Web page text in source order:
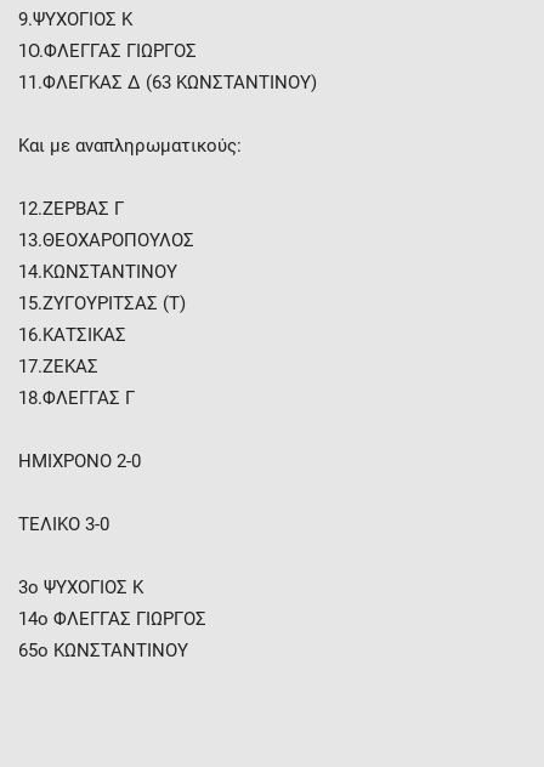
9.ΨΥΧΟΓΙΟΣ Κ
1Ο.ΦΛΕΓΓΑΣ ΓΙΩΡΓΟΣ
11.ΦΛΕΓΚΑΣ Δ (63 ΚΩΝΣΤΑΝΤΙΝΟΥ)
Και με αναπληρωματικούς:
12.ΖΕΡΒΑΣ Γ
13.ΘΕΟΧΑΡΟΠΟΥΛΟΣ
14.ΚΩΝΣΤΑΝΤΙΝΟΥ
15.ΖΥΓΟΥΡΙΤΣΑΣ (Τ)
16.ΚΑΤΣΙΚΑΣ
17.ΖΕΚΑΣ
18.ΦΛΕΓΓΑΣ Γ
ΗΜΙΧΡΟΝΟ 2-0
ΤΕΛΙΚΟ 3-0
3ο ΨΥΧΟΓΙΟΣ Κ
14ο ΦΛΕΓΓΑΣ ΓΙΩΡΓΟΣ
65o KΩΝΣΤΑΝΤΙΝΟΥ